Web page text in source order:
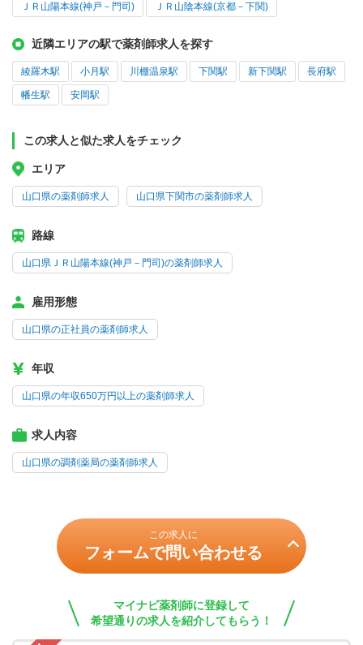
ＪＲ山陽本線(神戸－門司) ＪＲ山陰本線(京都－下関)
近隣エリアの駅で薬剤師求人を探す
綾羅木駅 小月駅 川棚温泉駅 下関駅 新下関駅 長府駅
幡生駅 安岡駅
この求人と似た求人をチェック
エリア
山口県の薬剤師求人 山口県下関市の薬剤師求人
路線
山口県ＪＲ山陽本線(神戸－門司)の薬剤師求人
雇用形態
山口県の正社員の薬剤師求人
年収
山口県の年収650万円以上の薬剤師求人
求人内容
山口県の調剤薬局の薬剤師求人
この求人に
フォームで問い合わせる
マイナビ薬剤師に登録して
希望通りの求人を紹介してもらう！